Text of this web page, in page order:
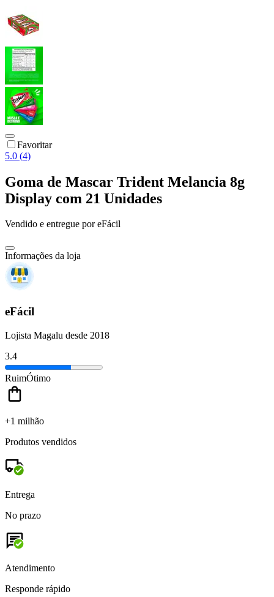
Favoritar
5.0 (4)
Goma de Mascar Trident Melancia 8g
Display com 21 Unidades
Vendido e entregue por eFácil
Informações da loja
eFácil
Lojista Magalu desde 2018
3.4
RuimÓtimo
+1 milhão
Produtos vendidos
Entrega
No prazo
Atendimento
Responde rápido